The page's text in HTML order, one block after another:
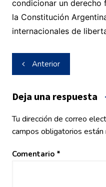
condicionar un derecho
la Constitución
internacionales de
Navegación
de
entradas
Anterior
Deja una respuesta
Tu dirección de correo
campos obligatorios están
Comentario *